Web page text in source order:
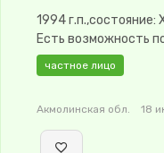
1994
Есть возможность
частное лицо
Акмолинская обл. 18